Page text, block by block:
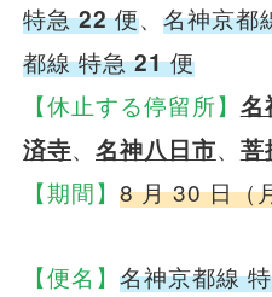
特急22便、 名神京都
都線 特急21便
【休止する停留所】 名
済寺、名神八日市、 菩
【期間】 8 月 30 日（
【便名】 名神京都線